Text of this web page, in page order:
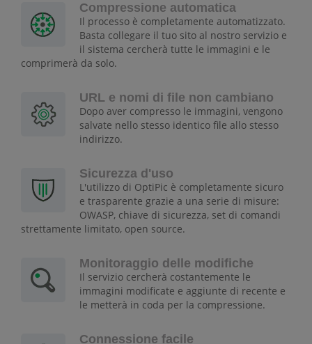
Compressione automatica
Il processo è completamente automatizzato.
Basta collegare il tuo sito al nostro servizio e
il sistema cercherà tutte le immagini e le
comprimerà da solo.
URL e nomi di file non cambiano
Dopo aver compresso le immagini, vengono
salvate nello stesso identico file allo stesso
indirizzo.
Sicurezza d'uso
L'utilizzo di OptiPic è completamente sicuro
e trasparente grazie a una serie di misure:
OWASP, chiave di sicurezza, set di comandi
strettamente limitato, open source.
Monitoraggio delle modifiche
Il servizio cercherà costantemente le
immagini modificate e aggiunte di recente e
le metterà in coda per la compressione.
Connessione facile